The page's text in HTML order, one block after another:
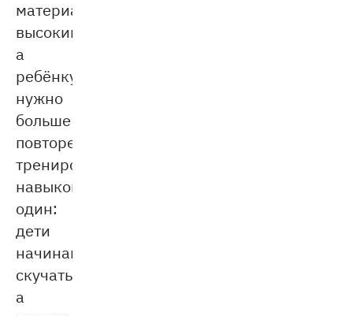
материала
высокий,
а
ребёнку
нужно
больше
повторений,
тренировки
навыков.Результат
один:
дети
начинают
скучать,
а